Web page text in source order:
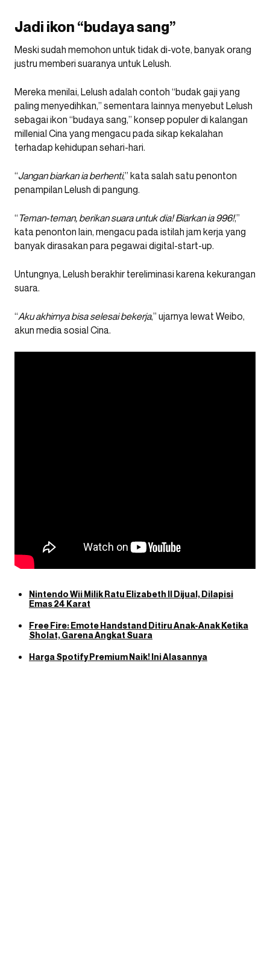
Jadi ikon “budaya sang”
Meski sudah memohon untuk tidak di-vote, banyak orang
justru memberi suaranya untuk Lelush.
Mereka menilai, Lelush adalah contoh “budak gaji yang
paling menyedihkan,” sementara lainnya menyebut Lelush
sebagai ikon “budaya sang,” konsep populer di kalangan
millenial Cina yang mengacu pada sikap kekalahan
terhadap kehidupan sehari-hari.
“Jangan biarkan ia berhenti,” kata salah satu penonton
penampilan Lelush di pangung.
“ Teman-teman, berikan suara untuk dia! Biarkan ia 996!,”
kata penonton lain, mengacu pada istilah jam kerja yang
banyak dirasakan para pegawai digital-start-up.
Untungnya, Lelush berakhir tereliminasi karena kekurangan
suara.
“Aku akhirnya bisa selesai bekerja,” ujarnya lewat Weibo,
akun media sosial Cina.
Nintendo Wii Milik Ratu Elizabeth II Dijual, Dilapisi
Emas 24 Karat
Free Fire: Emote Handstand Ditiru Anak-Anak Ketika
Sholat, Garena Angkat Suara
Harga Spotify Premium Naik! Ini Alasannya